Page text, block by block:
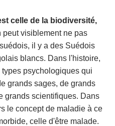
celle de la biodiversité,
peut visiblement ne pas
il y a des Suédois
blancs. Dans l'histoire,
psychologiques qui
grands sages, de grands
grands scientifiques. Dans
le concept de maladie à ce
celle d'être malade.